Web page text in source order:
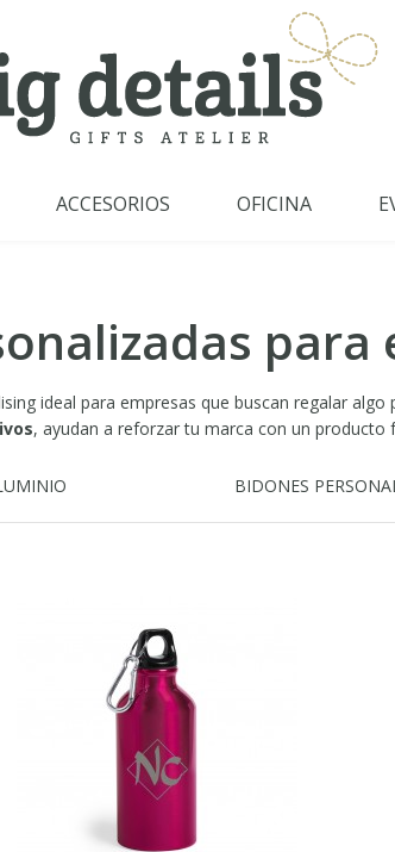
ACCESORIOS OFICINA
para
ideal para empresas que buscan regalar
, ayudan a reforzar tu marca con un producto
BIDONES